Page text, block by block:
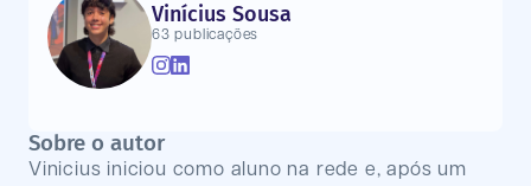
Vinícius Sousa
63 publicações
Sobre o autor
Vinicius iniciou como aluno na rede e, após um